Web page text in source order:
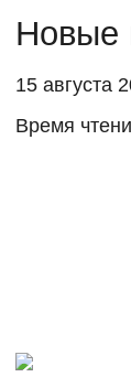
Новые
15 августа
Время